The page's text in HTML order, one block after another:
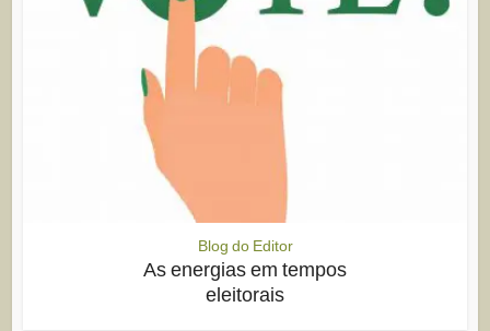
Blog do Editor
As energias em tempos
eleitorais